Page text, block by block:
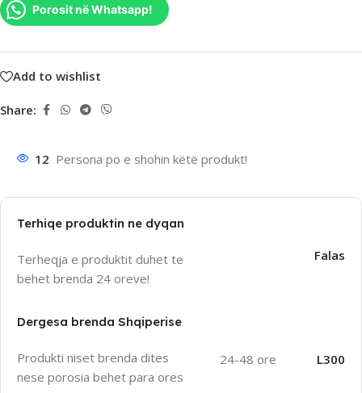
Porosit në Whatsapp!
Add to wishlist
Share:
12 Persona po e shohin këtë produkt!
Terhiqe produktin ne dyqan
Terheqja e produktit duhet te
behet brenda 24 oreve!
Falas
Dergesa brenda Shqiperise
Produkti niset brenda dites
nese porosia behet para ores
24-48 ore L300